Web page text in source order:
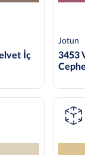
İç
Jotun
3453